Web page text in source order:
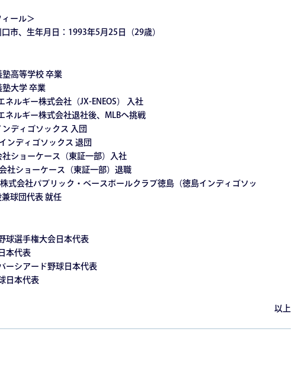
ール＞
市、生年月日：1993年5月25日（29歳）
高等学校 卒業
塾大学 卒業
ネルギー株式会社（JX-ENEOS） 入社
ネルギー株式会社退社後、MLBへ挑戦
ディゴソックス 入団
ンディゴソックス 退団
ショーケース（東証一部）入社
社ショーケース（東証一部）退職
式会社パブリック・ベースボールクラブ徳島（徳島インディゴソッ
球団代表 就任
球選手権大会日本代表
本代表
ーシアード野球日本代表
日本代表
以上